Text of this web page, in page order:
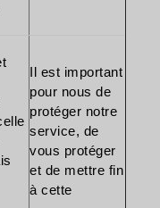
Il est important
pour nous de
protéger notre
service, de
vous protéger
et de mettre fin
à cette